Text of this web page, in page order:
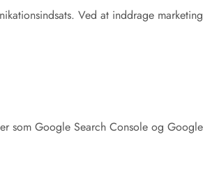
Ved at inddrage
som Google Search Console og